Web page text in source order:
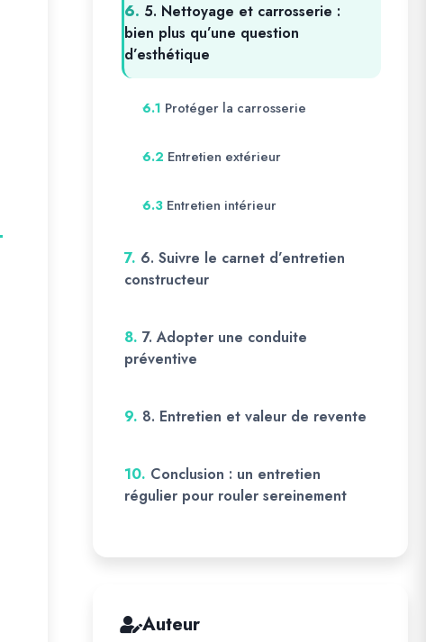
6. 5. Nettoyage et carrosserie :
bien plus qu’une question
d’esthétique
6.1 Protéger la carrosserie
6.2 Entretien extérieur
6.3 Entretien intérieur
7. 6. Suivre le carnet d’entretien
constructeur
8. 7. Adopter une conduite
préventive
9. 8. Entretien et valeur de revente
10. Conclusion : un entretien
régulier pour rouler sereinement
Auteur